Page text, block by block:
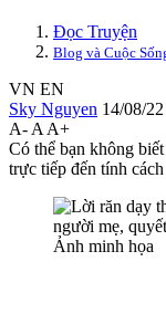
Đọc Truyện
Blog và Cuộc
VN EN
Sky Nguyen 14/08/
A- A A+
Có thể bạn không
trực tiếp đến tính
Ảnh minh họa